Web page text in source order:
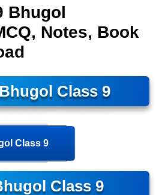
Bhugol
Notes, Book
Class 9
Class 9
Class 9